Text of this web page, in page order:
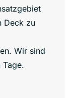
Deck zu
Wir sind